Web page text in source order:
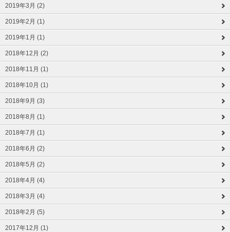
2019年3月 (2)
2019年2月 (1)
2019年1月 (1)
2018年12月 (2)
2018年11月 (1)
2018年10月 (1)
2018年9月 (3)
2018年8月 (1)
2018年7月 (1)
2018年6月 (2)
2018年5月 (2)
2018年4月 (4)
2018年3月 (4)
2018年2月 (5)
2017年12月 (1)